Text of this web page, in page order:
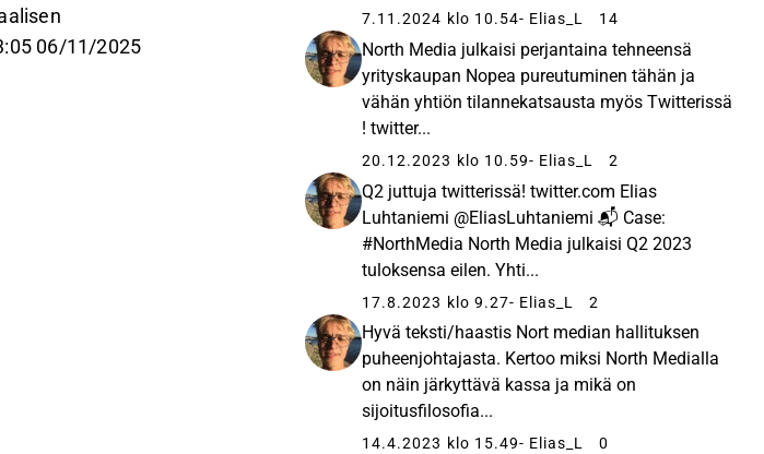
06/11/2025
and tenants. Dayli (MineTilbud) is a leading digital
offer platform. Bekey provides digital access
solutions for secured stairwells and private homes
for the use of homecare services and companies
delivering parcels, groceries, meal services, etc.
and ESG reporting, including the group’s impact,
risks and opportunities within climate, environment,
social matters and governance. North Media is
committed to the Science Based Target initiative
with the aim to reduce total CO2 emissions by 50%
nominally by 2030 compared to 2018, and to
achieve net-zero emissions by 2050.
7.11.2024 klo 10.54- Elias_L 14
North Media julkaisi perjantaina tehneensä
yrityskaupan Nopea pureutuminen tähän ja
vähän yhtiön tilannekatsausta myös Twitterissä
! twitter...
20.12.2023 klo 10.59- Elias_L 2
Q2 juttuja twitterissä! twitter.com Elias
Luhtaniemi @EliasLuhtaniemi 📬 Case:
#NorthMedia North Media julkaisi Q2 2023
tuloksensa eilen. Yhti...
17.8.2023 klo 9.27- Elias_L 2
Hyvä teksti/haastis Nort median hallituksen
puheenjohtajasta. Kertoo miksi North Medialla
on näin järkyttävä kassa ja mikä on
sijoitusfilosofia...
14.4.2023 klo 15.49- Elias_L 0